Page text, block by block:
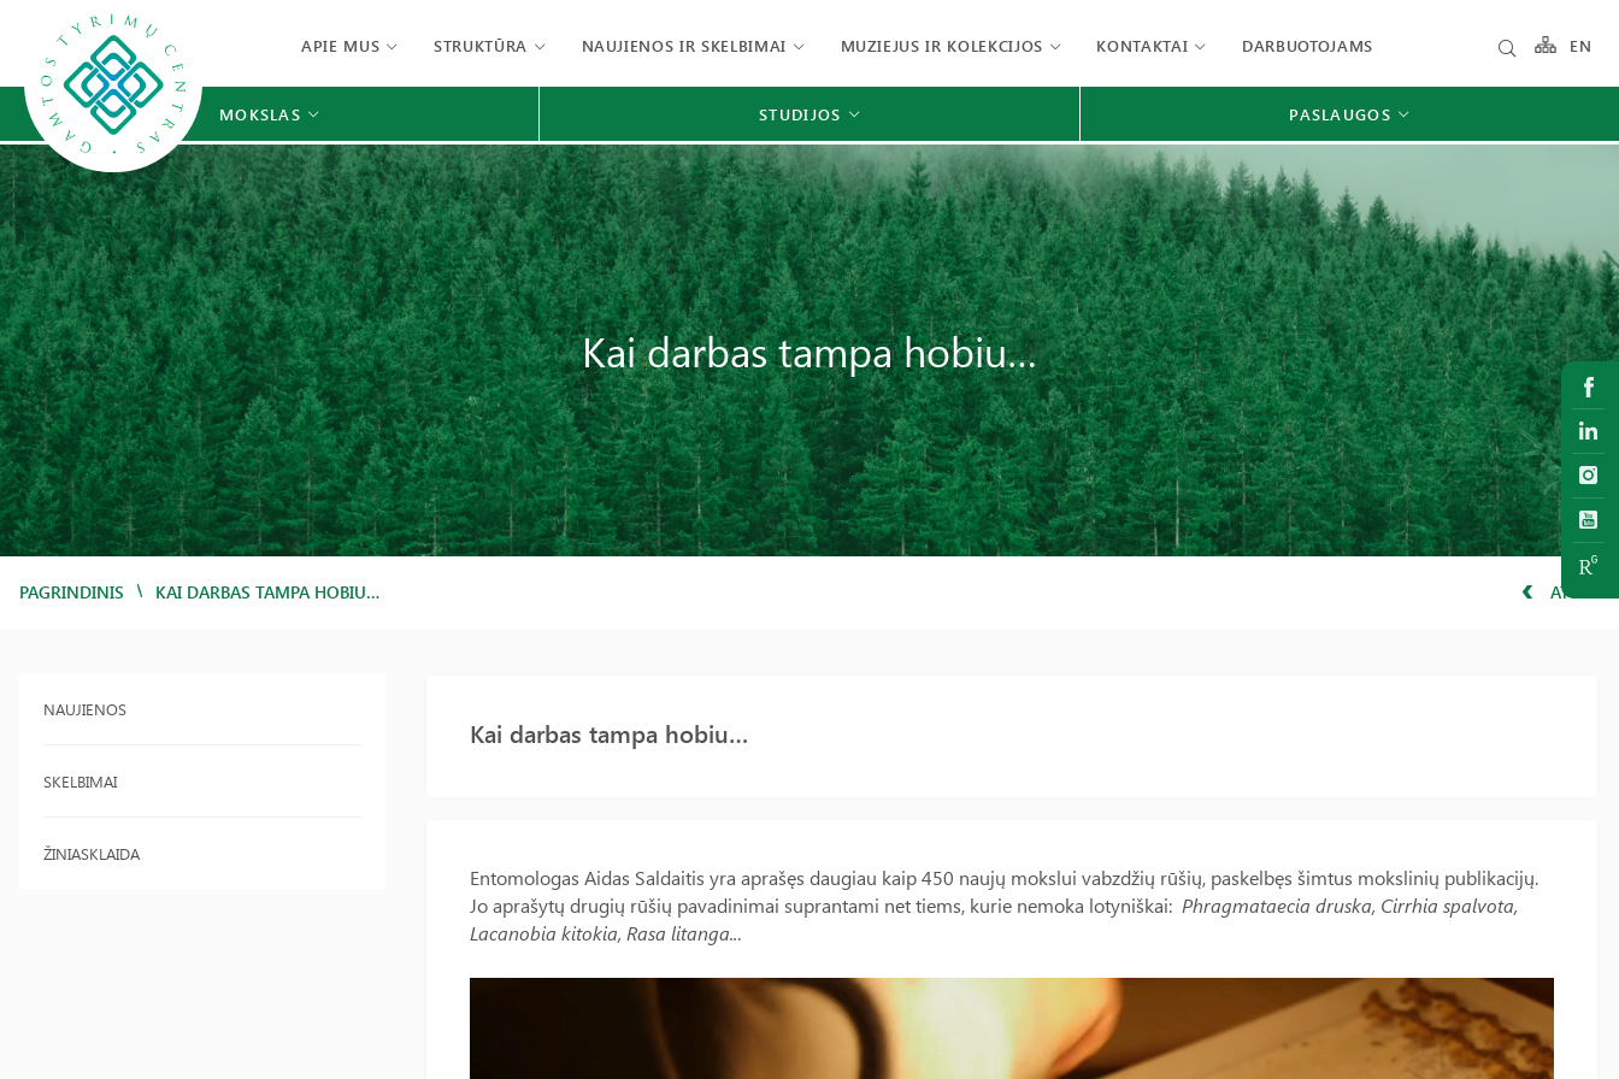
APIE MUS STRUKTŪRA NAUJIENOS IR SKELBIMAI MUZIEJUS IR KOLEKCIJOS KONTAKTAI DARBUOTOJAMS EN
MOKSLAS STUDIJOS PASLAUGOS
Kai darbas tampa hobiu…
PAGRINDINIS / KAI DARBAS TAMPA HOBIU… ATGAL
NAUJIENOS
SKELBIMAI
ŽINIASKLAIDA
Kai darbas tampa hobiu…
Entomologas Aidas Saldaitis yra aprašęs daugiau kaip 450 naujų mokslui vabzdžių rūšių, paskelbęs šimtus mokslinių publikacijų.
Jo aprašytų drugių rūšių pavadinimai suprantami net tiems, kurie nemoka lotyniškai: Phragmataecia druska, Cirrhia spalvota,
Lacanobia kitokia, Rasa litanga...